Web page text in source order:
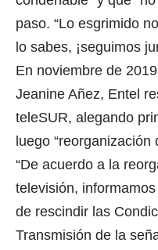
paso. “Lo esgrimido
lo sabes, ¡seguimos
En noviembre de
Jeanine Añez, Entel
teleSUR, alegando
luego
“De acuerdo a la
televisión,
de rescindir las
Transmisión de la